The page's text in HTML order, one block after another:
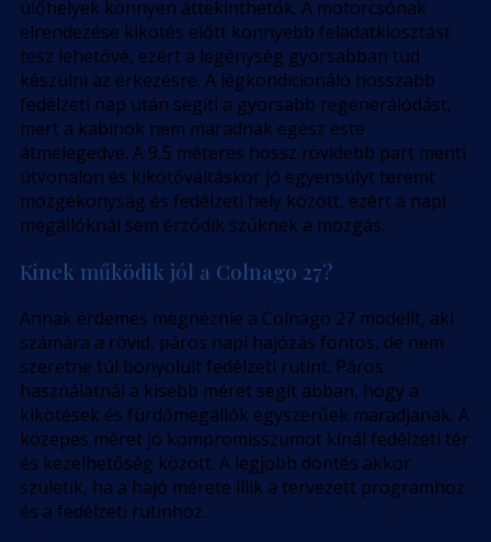
ülőhelyek könnyen áttekinthetők. A motorcsónak
elrendezése kikötés előtt könnyebb feladatkiosztást
tesz lehetővé, ezért a legénység gyorsabban tud
készülni az érkezésre. A légkondicionáló hosszabb
fedélzeti nap után segíti a gyorsabb regenerálódást,
mert a kabinok nem maradnak egész este
átmelegedve. A 9,5 méteres hossz rövidebb part menti
útvonalon és kikötőváltáskor jó egyensúlyt teremt
mozgékonyság és fedélzeti hely között, ezért a napi
megállóknál sem érződik szűknek a mozgás.
Kinek működik jól a Colnago 27?
Annak érdemes megnéznie a Colnago 27 modellt, aki
számára a rövid, páros napi hajózás fontos, de nem
szeretne túl bonyolult fedélzeti rutint. Páros
használatnál a kisebb méret segít abban, hogy a
kikötések és fürdőmegállók egyszerűek maradjanak. A
közepes méret jó kompromisszumot kínál fedélzeti tér
és kezelhetőség között. A legjobb döntés akkor
születik, ha a hajó mérete illik a tervezett programhoz
és a fedélzeti rutinhoz.